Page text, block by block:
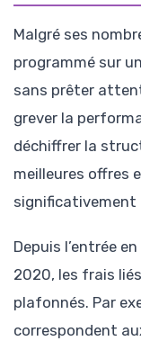
Malgré ses
programmé sur
sans prêter
grever la
déchiffrer la
meilleures offres
significativement
Depuis l’entrée
2020, les frais
plafonnés. Par
correspondent